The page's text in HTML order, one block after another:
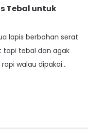
Tebal untuk
lapis berbahan serat
tapi tebal dan agak
walau dipakai
Bacterial, dan Anti